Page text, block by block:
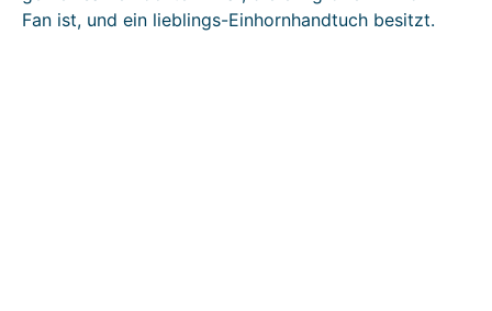
Fan ist, und ein lieblings-Einhornhandtuch besitzt.